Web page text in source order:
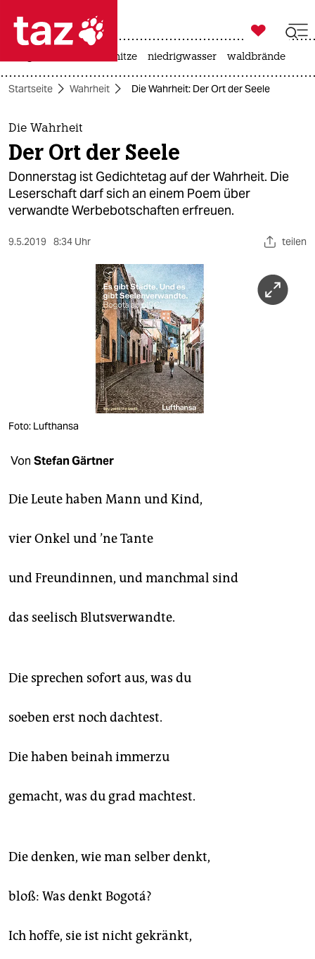
 taz zahl ich
taz zahl ich
themen
politik
öko
veranstaltungen
shop
abo

taz zahl ich
hitze niedrigwasser waldbrände
Startseite Wahrheit Die Wahrheit: Der Ort der Seele
Die Wahrheit
Der Ort der Seele
Donnerstag ist Gedichtetag auf der Wahrheit. Die
Leserschaft darf sich an einem Poem über
verwandte Werbebotschaften erfreuen.
9.5.2019 8:34 Uhr teilen
Foto: Lufthansa
Von Stefan Gärtner
Die Leute haben Mann und Kind,
vier Onkel und ’ne Tante
und Freundinnen, und manchmal sind
das seelisch Blutsverwandte.
Die sprechen sofort aus, was du
soeben erst noch dachtest.
Die haben beinah immerzu
gemacht, was du grad machtest.
Die denken, wie man selber denkt,
bloß: Was denkt Bogotá?
Ich hoffe, sie ist nicht gekränkt,